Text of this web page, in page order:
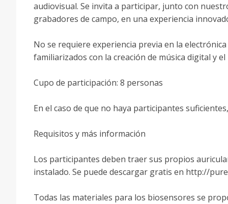
audiovisual. Se invita a participar, junto con
grabadores de campo, en una experiencia
No se requiere experiencia previa en la
familiarizados con la creación de música digital y
Cupo de participación: 8 personas
En el caso de que no haya participantes
Requisitos y más información
Los participantes deben traer sus propios
instalado. Se puede descargar gratis en http://
Todas las materiales para los biosensores se